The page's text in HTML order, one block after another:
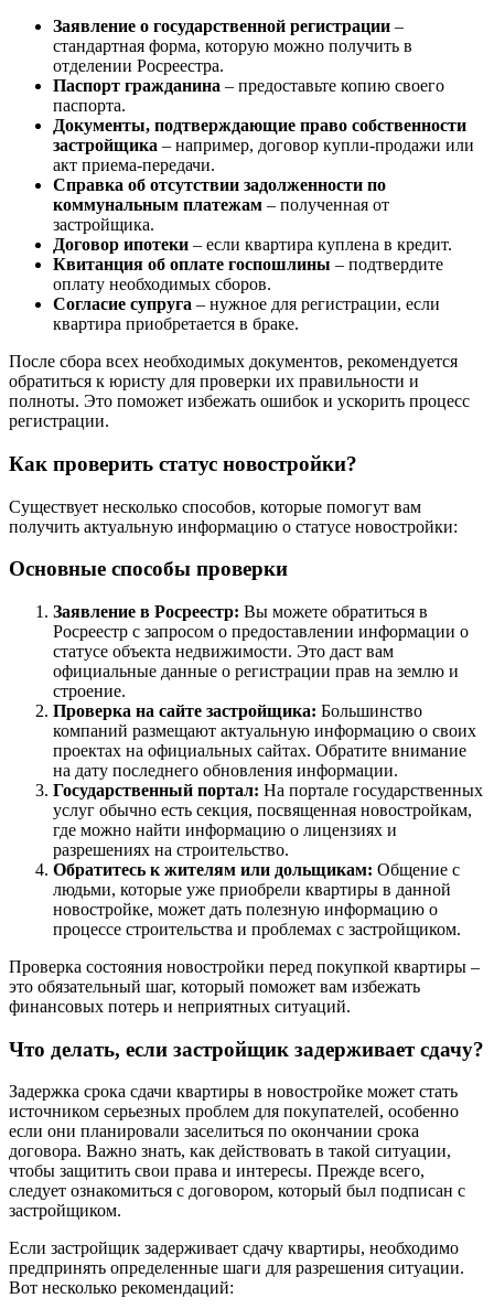
Заявление о государственной регистрации –
стандартная форма, которую можно получить в
отделении Росреестра.
Паспорт гражданина – предоставьте копию своего
паспорта.
Документы, подтверждающие право собственности
застройщика – например, договор купли-продажи или
акт приема-передачи.
Справка об отсутствии задолженности по
коммунальным платежам – полученная от
застройщика.
Договор ипотеки – если квартира куплена в кредит.
Квитанция об оплате госпошлины – подтвердите
оплату необходимых сборов.
Согласие супруга – нужное для регистрации, если
квартира приобретается в браке.
После сбора всех необходимых документов, рекомендуется
обратиться к юристу для проверки их правильности и
полноты. Это поможет избежать ошибок и ускорить процесс
регистрации.
Как проверить статус новостройки?
Существует несколько способов, которые помогут вам
получить актуальную информацию о статусе новостройки:
Основные способы проверки
Заявление в Росреестр: Вы можете обратиться в
Росреестр с запросом о предоставлении информации о
статусе объекта недвижимости. Это даст вам
официальные данные о регистрации прав на землю и
строение.
Проверка на сайте застройщика: Большинство
компаний размещают актуальную информацию о своих
проектах на официальных сайтах. Обратите внимание
на дату последнего обновления информации.
Государственный портал: На портале государственных
услуг обычно есть секция, посвященная новостройкам,
где можно найти информацию о лицензиях и
разрешениях на строительство.
Обратитесь к жителям или дольщикам: Общение с
людьми, которые уже приобрели квартиры в данной
новостройке, может дать полезную информацию о
процессе строительства и проблемах с застройщиком.
Проверка состояния новостройки перед покупкой квартиры –
это обязательный шаг, который поможет вам избежать
финансовых потерь и неприятных ситуаций.
Что делать, если застройщик задерживает сдачу?
Задержка срока сдачи квартиры в новостройке может стать
источником серьезных проблем для покупателей, особенно
если они планировали заселиться по окончании срока
договора. Важно знать, как действовать в такой ситуации,
чтобы защитить свои права и интересы. Прежде всего,
следует ознакомиться с договором, который был подписан с
застройщиком.
Если застройщик задерживает сдачу квартиры, необходимо
предпринять определенные шаги для разрешения ситуации.
Вот несколько рекомендаций: